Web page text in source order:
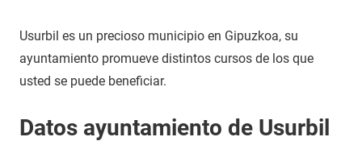
Usurbil es un precioso municipio en Gipuzkoa, su
ayuntamiento promueve distintos cursos de los que
usted se puede beneficiar.
Datos ayuntamiento de Usurbil